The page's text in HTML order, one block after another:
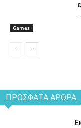
Games
ΠΡΌΣΦΑΤΑ ΆΡΘΡΑ